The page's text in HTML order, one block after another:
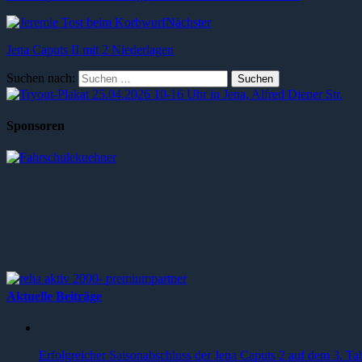
Nächster
Jena Caputs II mit 2 Niederlagen
Suchen nach:
Sponsoren
Aktuelle Beiträge
Erfolgreicher Saisonabschluss der Jena Caputs 2 auf dem 3.